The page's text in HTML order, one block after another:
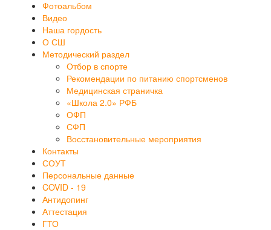
Фотоальбом
Видео
Наша гордость
О СШ
Методический раздел
Отбор в спорте
Рекомендации по питанию спортсменов
Медицинская страничка
«Школа 2.0» РФБ
ОФП
СФП
Восстановительные мероприятия
Контакты
СОУТ
Персональные данные
COVID - 19
Антидопинг
Аттестация
ГТО